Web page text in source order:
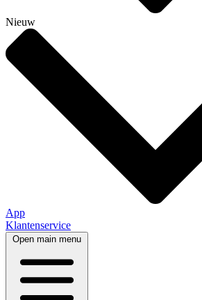
Nieuw
App
Klantenservice
Open main menu